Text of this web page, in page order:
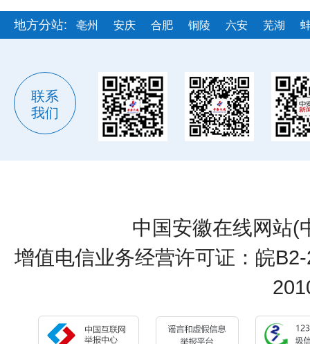
地方分站: 亳州 安庆 合肥 铜陵 六安 芜湖
联系
我们
中国安徽在线网站(
增值电信业务经营许可证：皖